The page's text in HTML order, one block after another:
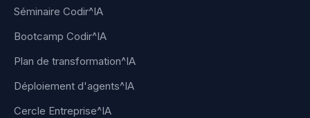
Séminaire Codir^IA
Bootcamp Codir^IA
Plan de transformation^IA
Déploiement d'agents^IA
Cercle Entreprise^IA